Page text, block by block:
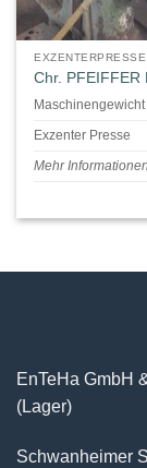
Chr. PFEIFFER
Maschinengewicht
Exzenter Presse
Mehr
EnTeHa GmbH
(Lager)
Schwanheimer